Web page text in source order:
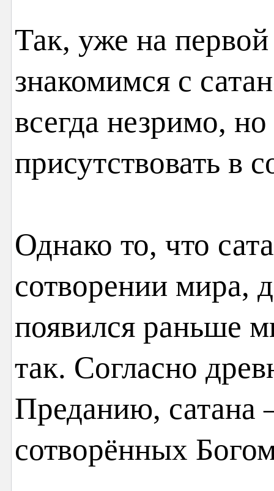
Так, уже на
знакомимся с
всегда незримо,
присутствовать в
Однако то, что
сотворении мира,
появился раньше
так. Согласно
Преданию, сатана
сотворённых